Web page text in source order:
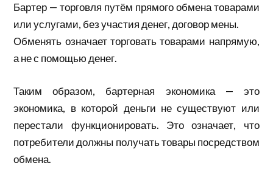
Бартер — торговля путём прямого обмена товарами
или услугами, без участия денег, договор мены.
Обменять означает торговать товарами напрямую,
а не с помощью денег.
Таким образом, бартерная экономика — это
экономика, в которой деньги не существуют или
перестали функционировать. Это означает, что
потребители должны получать товары посредством
обмена.